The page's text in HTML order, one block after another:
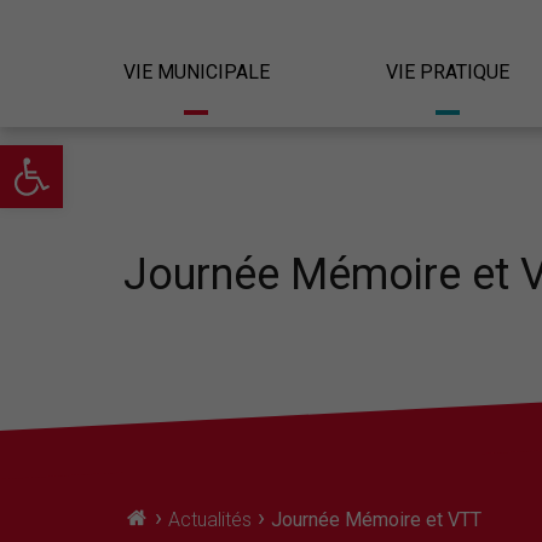
Ouvrir la barre d’outils
VIE MUNICIPALE VIE PRATIQUE
Journée Mémoire et
› Actualités › Journée Mémoire et VTT